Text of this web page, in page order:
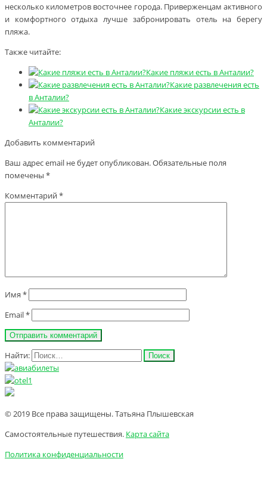
несколько километров восточнее города. Приверженцам активного
и комфортного отдыха лучше забронировать отель на берегу
пляжа.
Также читайте:
Какие пляжи есть в Анталии?
Какие развлечения есть
в Анталии?
Какие экскурсии есть в
Анталии?
Добавить комментарий
Ваш адрес email не будет опубликован.Обязательные поля
помечены *
Комментарий*
Имя *
Email*
Найти:
© 2019 Все права защищены. Татьяна Плышевская
Самостоятельные путешествия. Карта сайта
Политика конфиденциальности